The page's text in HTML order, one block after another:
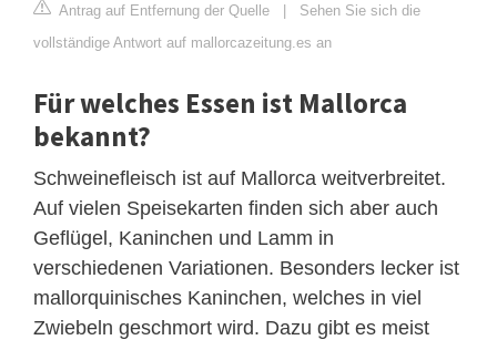
Antrag auf Entfernung der Quelle | Sehen Sie sich die
vollständige Antwort auf mallorcazeitung.es an
Für welches Essen ist Mallorca
bekannt?
Schweinefleisch ist auf Mallorca weitverbreitet.
Auf vielen Speisekarten finden sich aber auch
Geflügel, Kaninchen und Lamm in
verschiedenen Variationen. Besonders lecker ist
mallorquinisches Kaninchen, welches in viel
Zwiebeln geschmort wird. Dazu gibt es meist